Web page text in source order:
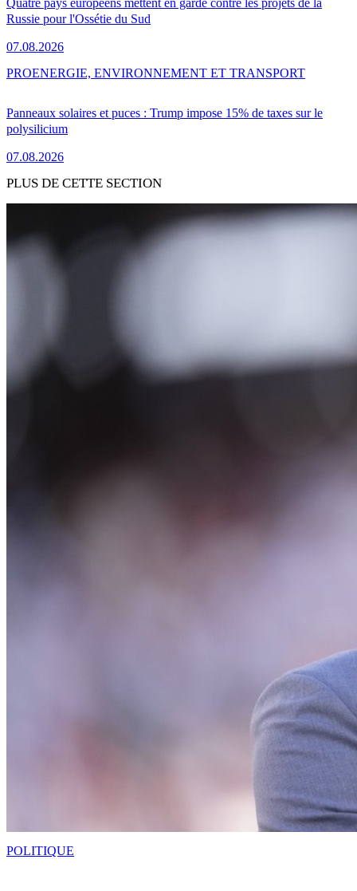
Quatre pays européens mettent en garde contre les projets de la
Russie pour l'Ossétie du Sud
07.08.2026
Panneaux solaires et puces : Trump impose 15% de taxes sur le
polysilicium
07.08.2026
PROENERGIE, ENVIRONNEMENT ET TRANSPORT
PLUS DE CETTE SECTION
POLITIQUE